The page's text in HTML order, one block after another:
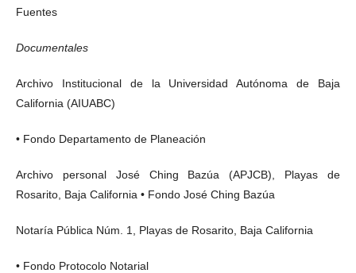
Fuentes
Documentales
Archivo Institucional de la Universidad Autónoma de Baja
California (AIUABC)
• Fondo Departamento de Planeación
Archivo personal José Ching Bazúa (APJCB), Playas de
Rosarito, Baja California • Fondo José Ching Bazúa
Notaría Pública Núm. 1, Playas de Rosarito, Baja California
• Fondo Protocolo Notarial